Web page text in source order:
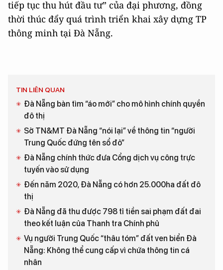
tiếp tục thu hút đầu tư” của đại phương, đồng
thời thúc đẩy quá trình triển khai xây dựng TP
thông minh tại Đà Nẵng.
TIN LIÊN QUAN
Đà Nẵng bàn tìm “áo mới” cho mô hình chính quyền
đô thị
Sở TN&MT Đà Nẵng “nói lại” về thông tin “người
Trung Quốc đứng tên sổ đỏ”
Đà Nẵng chính thức đưa Cổng dịch vụ công trực
tuyến vào sử dụng
Đến năm 2020, Đà Nẵng có hơn 25.000ha đất đô
thị
Đà Nẵng đã thu được 798 tỉ tiền sai phạm đất đai
theo kết luận của Thanh tra Chính phủ
Vụ người Trung Quốc “thâu tóm” đất ven biển Đà
Nẵng: Không thể cung cấp vì chứa thông tin cá
nhân